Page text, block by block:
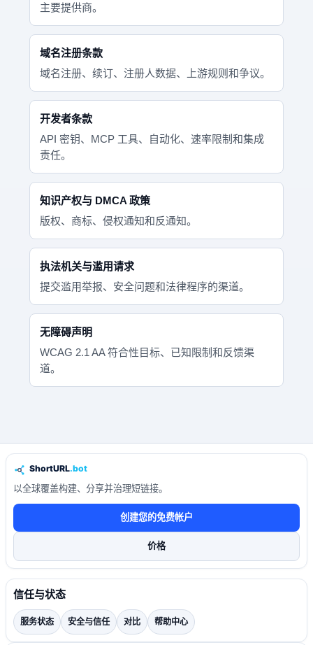
主要提供商。
域名注册条款
域名注册、续订、注册人数据、上游规则和争议。
开发者条款
API 密钥、MCP 工具、自动化、速率限制和集成
责任。
知识产权与 DMCA 政策
版权、商标、侵权通知和反通知。
执法机关与滥用请求
提交滥用举报、安全问题和法律程序的渠道。
无障碍声明
WCAG 2.1 AA 符合性目标、已知限制和反馈渠
道。
以全球覆盖构建、分享并治理短链接。
创建您的免费帐户
价格
信任与状态
服务状态 安全与信任 对比 帮助中心